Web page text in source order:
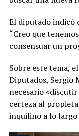
El diputado indicó
“Creo que
consensuar un
Sobre este tema,
Diputados, Sergio
necesario
certeza al
inquilino a lo largo